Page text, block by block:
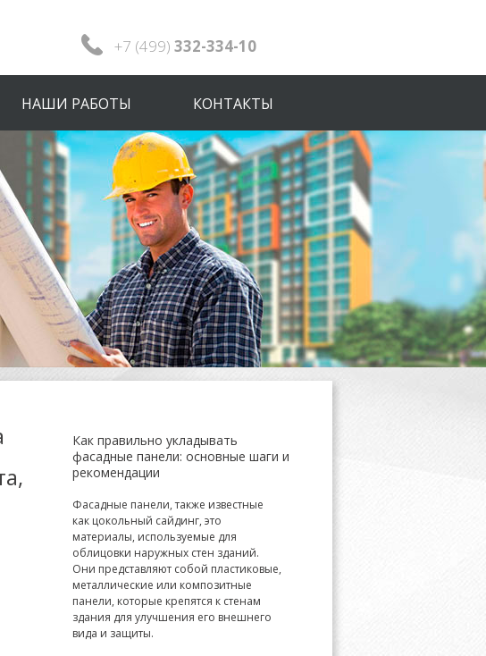
+7 (499) 332-334-10
НАШИ РАБОТЫ КОНТАКТЫ
Как правильно укладывать
фасадные панели: основные шаги и
рекомендации
Фасадные панели, также известные
как цокольный сайдинг, это
материалы, используемые для
облицовки наружных стен зданий.
Они представляют собой пластиковые,
металлические или композитные
панели, которые крепятся к стенам
здания для улучшения его внешнего
вида и защиты.